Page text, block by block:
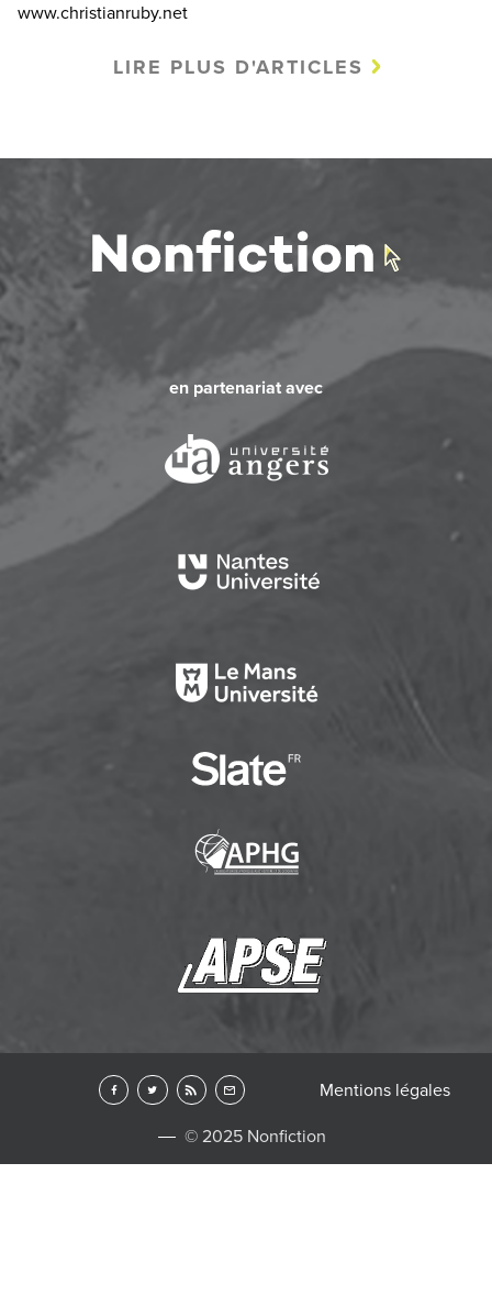
www.christianruby.net
LIRE PLUS D'ARTICLES
en partenariat avec
© 2025 Nonfiction
Mentions légales